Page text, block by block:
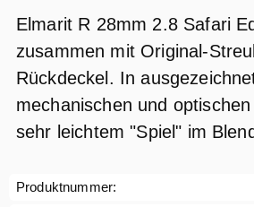
Elmarit R 28mm 2.8 Safari
zusammen mit Original-
Rückdeckel. In
mechanischen und
sehr leichtem "Spiel" im
Produktnummer: